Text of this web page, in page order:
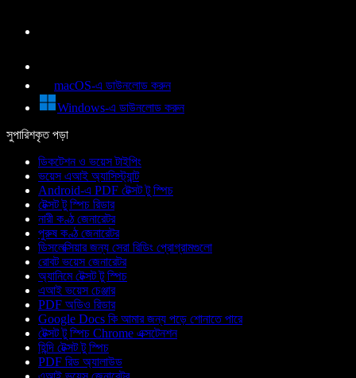
macOS-এ ডাউনলোড করুন
Windows-এ ডাউনলোড করুন
সুপারিশকৃত পড়া
ডিকটেশন ও ভয়েস টাইপিং
ভয়েস এআই অ্যাসিস্ট্যান্ট
Android-এ PDF টেক্সট টু স্পিচ
টেক্সট টু স্পিচ রিডার
নারী কণ্ঠ জেনারেটর
পুরুষ কণ্ঠ জেনারেটর
ডিসলেক্সিয়ার জন্য সেরা রিডিং প্রোগ্রামগুলো
রোবট ভয়েস জেনারেটর
অ্যানিমে টেক্সট টু স্পিচ
এআই ভয়েস চেঞ্জার
PDF অডিও রিডার
Google Docs কি আমার জন্য পড়ে শোনাতে পারে
টেক্সট টু স্পিচ Chrome এক্সটেনশন
হিন্দি টেক্সট টু স্পিচ
PDF রিড অ্যালাউড